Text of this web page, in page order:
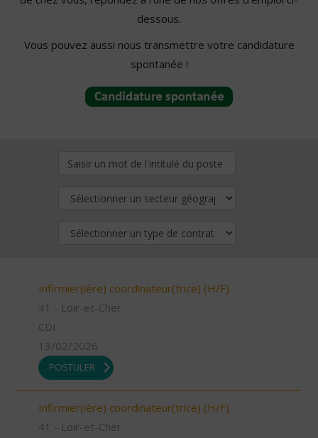
dessous.
Vous pouvez aussi nous transmettre votre candidature
spontanée !
Infirmier(ière) coordinateur(trice) (H/F)
41 - Loir-et-Cher
CDI
13/02/2026
POSTULER
Infirmier(ière) coordinateur(trice) (H/F)
41 - Loir-et-Cher